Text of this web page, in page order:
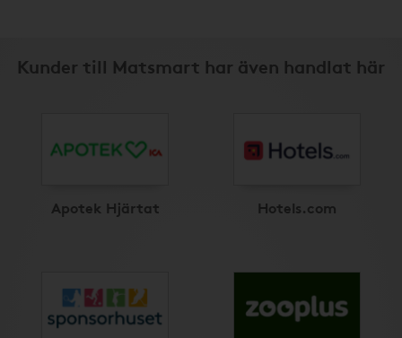
Kunder till Matsmart har även handlat här
Apotek Hjärtat Hotels.com